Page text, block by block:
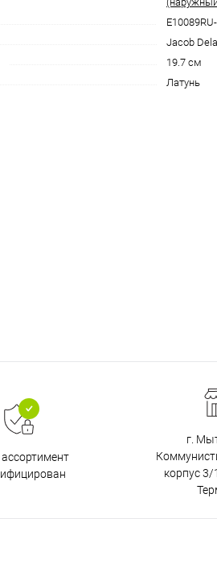
Jacob
19.7 см
Латунь
г.
корпус 3/